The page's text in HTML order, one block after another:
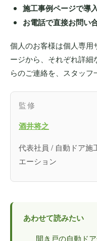
施工事例ページで導
お電話で直接お問い
個人のお客様は個人専
ージから、それぞれ詳
らのご連絡を、スタッフ
監修
酒井将之
代表社員 / 自動ドア施
エーション
あわせて読みたい
開き戸の自動ド